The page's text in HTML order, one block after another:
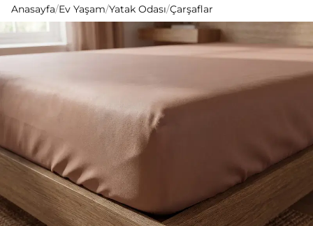
Anasayfa/Ev Yaşam/Yatak Odası/Çarşaflar